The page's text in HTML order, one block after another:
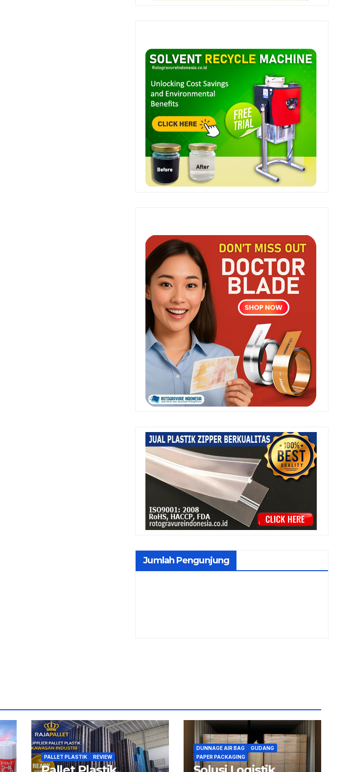
Jumlah Pengunjung
PALLET PLASTIK REVIEW
DUNNAGE AIR BAG
GUDANG
PAPER PACKAGING